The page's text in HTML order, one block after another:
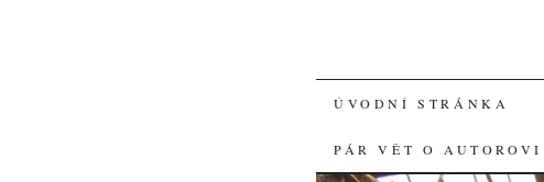
SKIP
TO
ÚVODNÍ STRÁNKA
PÁR VĚT O AUTOROVI